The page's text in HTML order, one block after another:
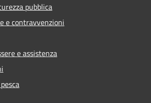
pubblica
e contravvenzioni
e assistenza